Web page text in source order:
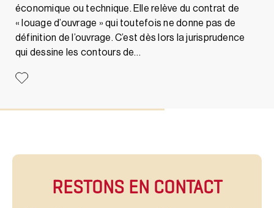
économique ou technique. Elle relève du contrat de
« louage d’ouvrage » qui toutefois ne donne pas de
définition de l’ouvrage. C’est dès lors la jurisprudence
qui dessine les contours de…
RESTONS EN CONTACT